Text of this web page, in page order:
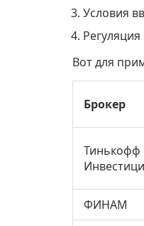
Условия
Вот для
Брокер
Тинькофф
ФИНАМ